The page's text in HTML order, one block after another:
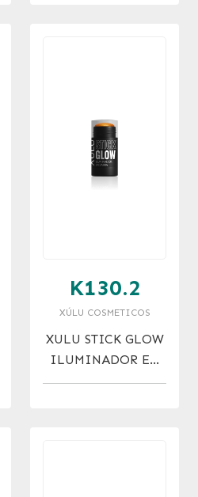
K130.2
XÚLU COSMETICOS
XULU STICK GLOW
ILUMINADOR EN
BARRA NRO. 2